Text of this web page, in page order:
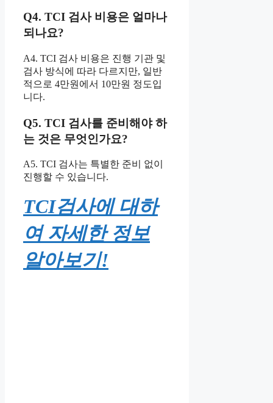
Q4. TCI 검사 비용은 얼마나
되나요?
A4. TCI 검사 비용은 진행 기관 및
검사 방식에 따라 다르지만, 일반
적으로 4만원에서 10만원 정도입
니다.
Q5. TCI 검사를 준비해야 하
는 것은 무엇인가요?
A5. TCI 검사는 특별한 준비 없이
진행할 수 있습니다.
TCI검사에 대하
여 자세한 정보
알아보기!